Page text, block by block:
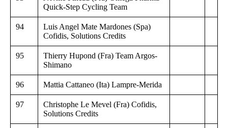
Quick-Step Cycling Team
94
Luis Angel Mate Mardones (Spa)
Cofidis, Solutions Credits
95
Thierry Hupond (Fra) Team Argos-
Shimano
96 Mattia Cattaneo (Ita) Lampre-Merida
97
Christophe Le Mevel (Fra) Cofidis,
Solutions Credits